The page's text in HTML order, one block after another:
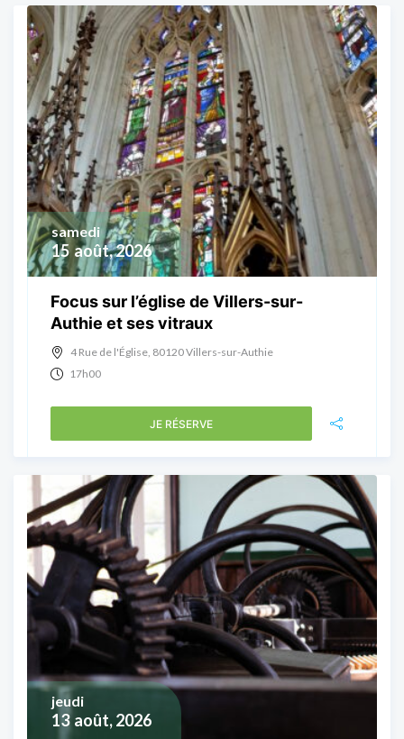
15 août, 2026
samedi
Focus sur l’église de Villers-sur-
Authie et ses vitraux
4 Rue de l'Église, 80120 Villers-sur-Authie
17h00
JE RÉSERVE
13 août, 2026
jeudi